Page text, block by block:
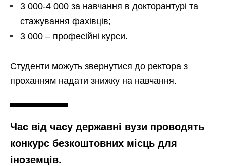
3 000-4 000 за навчання в докторантурі та
стажування фахівців;
3 000 – професійні курси.
Студенти можуть звернутися до ректора з
проханням надати знижку на навчання.
Час від часу державні вузи проводять
конкурс безкоштовних місць для
іноземців.